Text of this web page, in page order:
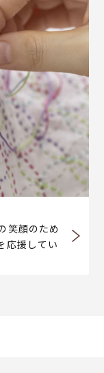
笑顔のため
応援してい